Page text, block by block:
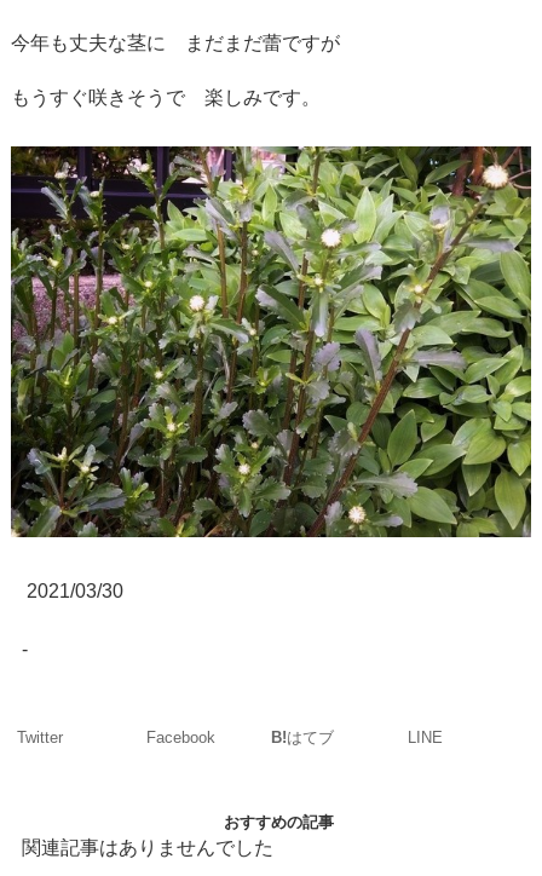
今年も丈夫な茎に まだまだ蕾ですが
もうすぐ咲きそうで 楽しみです。
2021/03/30
-
Twitter Facebook B!はてブ LINE
おすすめの記事
関連記事はありませんでした